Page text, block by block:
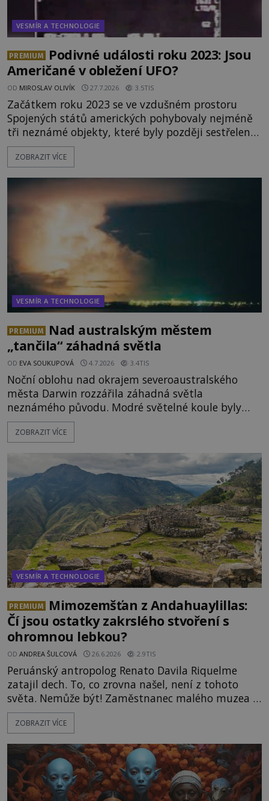
VESMÍR A TECHNOLOGIE
PREMIUM
Podivné události roku 2023: Jsou
Američané v obležení UFO?
OD MIROSLAV OLIVÍK 27.7.2026 3.5TIS
Začátkem roku 2023 se ve vzdušném prostoru
Spojených států amerických pohybovaly nejméně
tři neznámé objekty, které byly později sestřeleny.
Do dnešních dnů nebyly trosky těchto létajících
těles objeveny. Je možné, že šlo o nějaké nové
mimozemského původu? Dne 4. února roku 2023
vydává
ZOBRAZIT VÍCE
VESMÍR A TECHNOLOGIE
PREMIUM
Nad australským městem
„tančila“ záhadná světla
OD EVA SOUKUPOVÁ 4.7.2026 3.4TIS
Noční oblohu nad okrajem severoaustralského
města Darwin rozzářila záhadná světla
neznámého původu. Modré světelné koule byly
viditelné nejméně dvacet minut, během nichž se
opakovaně objevovaly a zase mizely. Svědek, který
mohlo jít o návštěvu ze světa duchů. Záhadný
záznam okamžitě rozpoutal deb
ZOBRAZIT VÍCE
VESMÍR A TECHNOLOGIE
PREMIUM
Mimozemšťan z Andahuaylillas:
Čí jsou ostatky zakrslého stvoření s
ohromnou lebkou?
OD ANDREA ŠULCOVÁ 26.6.2026 2.9TIS
Peruánský antropolog Renato Davila Riquelme
zatajil dech. To, co zrovna našel, není z tohoto
světa. Nemůže být! Zaměstnanec malého muzea v
peruánském městečku Andahuaylillas nedaleko
legendárního Cuzca pomalu sestupuje z posvátné
Právě nalezl ostatky dvou mimozemšťanů! Vědci
nad nálezem kroutí hlavou. Už na
ZOBRAZIT VÍCE